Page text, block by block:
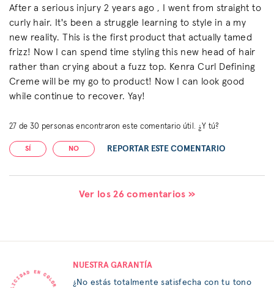
After a serious injury 2 years ago , I went from straight to
curly hair. It's been a struggle learning to style in a my
new reality. This is the first product that actually tamed
frizz! Now I can spend time styling this new head of hair
rather than crying about a fuzz top. Kenra Curl Defining
Creme will be my go to product! Now I can look good
while continue to recover. Yay!
27 de 30 personas encontraron este comentario útil. ¿Y tú?
SÍ NO REPORTAR ESTE COMENTARIO
Ver los 26 comentarios »
NUESTRA GARANTÍA
¿No estás totalmente satisfecha con tu tono